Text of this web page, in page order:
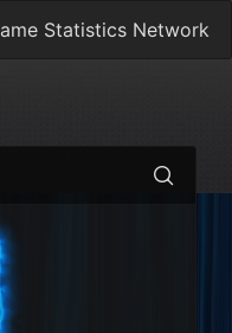
Statistics Network